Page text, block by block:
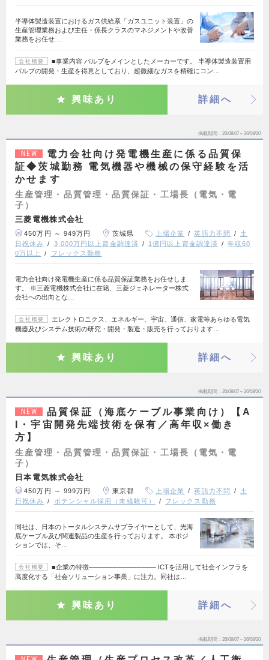
半導体製造装置におけるガス供給系「ガスユニット装置」の
生産管理業務および主任・係長クラスのマネジメントや改善
業務をお任せ…
会社概要
■事業内容 バルブをメインとしたメーカーです。 半導体製造装置用
バルブの開発・生産を得意としており、超微細なガスを精確にコン…
興味あり 詳細へ
掲載期間 26/08/07～26/08/20
NEW
電力会社向け発電機生産に係る品質保
証◆茨城勤務 電気機器や機械の保守経験を活
かせます
生産管理・品質管理・品質保証・工場長（電気・電
子）
三菱電機株式会社
450万円 ～ 949万円 茨城県 上場企業 英語力不問
土
日祝休み
3,000万円以上資金調達済 1億円以上資金調達済
年収60
0万以上
フレックス勤務
電力会社向け発電機生産に係る品質保証業務をお任せしま
す。 ※三菱電機株式会社に在籍、三菱ジェネレーター株式
会社への出向とな…
会社概要
エレクトロニクス、エネルギー、宇宙、通信、家電等あらゆる電気
機器及びシステム技術の研究・開発・製造・販売を行っております…
興味あり 詳細へ
掲載期間 26/08/07～26/08/20
NEW
品質保証（海底ケーブル事業向け）【A
I・宇宙開発先端技術を保有／高年収×働き
方】
生産管理・品質管理・品質保証・工場長（電気・電
子）
日本電気株式会社
450万円 ～ 999万円 東京都 上場企業 英語力不問
土
日祝休み
ポテンシャル採用（未経験可） フレックス勤務
同社は、日本のトータルシステムサプライヤーとして、光海
底ケーブル及び関連製品の生産を行っております。 本ポジ
ションでは、そ…
会社概要
■企業の特徴────────────── ICTを活用して社会インフラを
高度化する「社会ソリューション事業」に注力。同社は…
興味あり 詳細へ
掲載期間 26/08/07～26/08/20